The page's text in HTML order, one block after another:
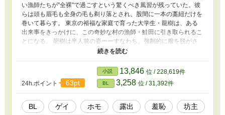
い漁師たちが"全裸"で過ごすという驚くべき風習が残っていた。彼
らは頭も眉毛も全身の毛も剃り落とされ、股間に一本の藁紐だけを
巻いて暮らす。 東京の裕福な家庭で育った大学生・龍樹は、ある
出来事をきっかけに、この奇妙な村の漁師・鮭田に引き取られるこ
とになる。 龍樹は半人前の姿ーーすなわち、強制的に服を脱がさ
れ、頭も体毛もすべて剃られ、股間には藁紐だけという姿にされて
https://www.pixiv.net/novel/series/11708673
24h.ポイント 63pt
小説 13,846 位 / 228,619件
BL 3,258 位 / 31,392件
BL ゲイ ホモ 露出 羞恥
坊主